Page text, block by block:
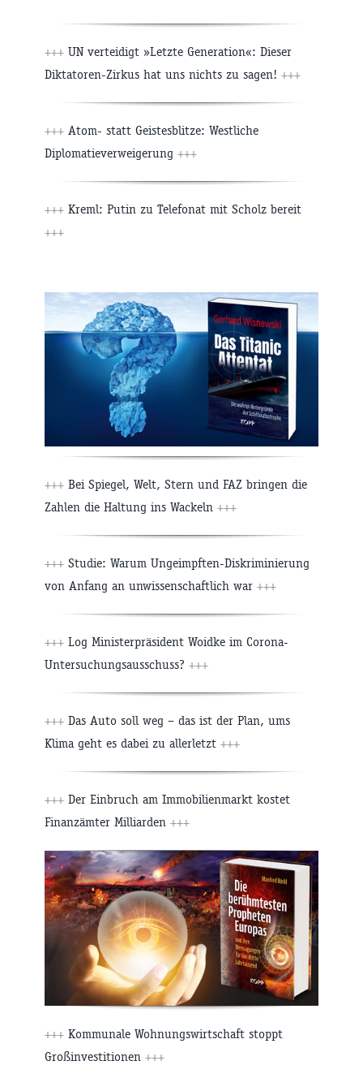
+++ UN verteidigt »Letzte Generation«: Dieser
Diktatoren-Zirkus hat uns nichts zu sagen! +++
+++ Atom- statt Geistesblitze: Westliche
Diplomatieverweigerung +++
+++ Kreml: Putin zu Telefonat mit Scholz bereit
+++
+++ Bei Spiegel, Welt, Stern und FAZ bringen die
Zahlen die Haltung ins Wackeln +++
+++ Studie: Warum Ungeimpften-Diskriminierung
von Anfang an unwissenschaftlich war +++
+++ Log Ministerpräsident Woidke im Corona-
Untersuchungsausschuss? +++
+++ Das Auto soll weg – das ist der Plan, ums
Klima geht es dabei zu allerletzt +++
+++ Der Einbruch am Immobilienmarkt kostet
Finanzämter Milliarden +++
+++ Kommunale Wohnungswirtschaft stoppt
Großinvestitionen +++